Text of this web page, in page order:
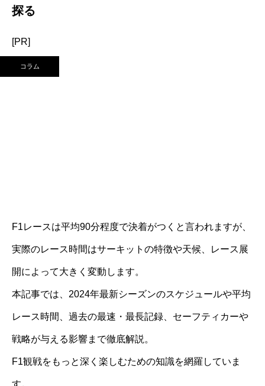
探る
[PR]
コラム
F1レースは平均90分程度で決着がつくと言われますが、
実際のレース時間はサーキットの特徴や天候、レース展
開によって大きく変動します。
本記事では、2024年最新シーズンのスケジュールや平均
レース時間、過去の最速・最長記録、セーフティカーや
戦略が与える影響まで徹底解説。
F1観戦をもっと深く楽しむための知識を網羅していま
す。